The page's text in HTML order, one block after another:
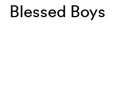
Blessed Boys